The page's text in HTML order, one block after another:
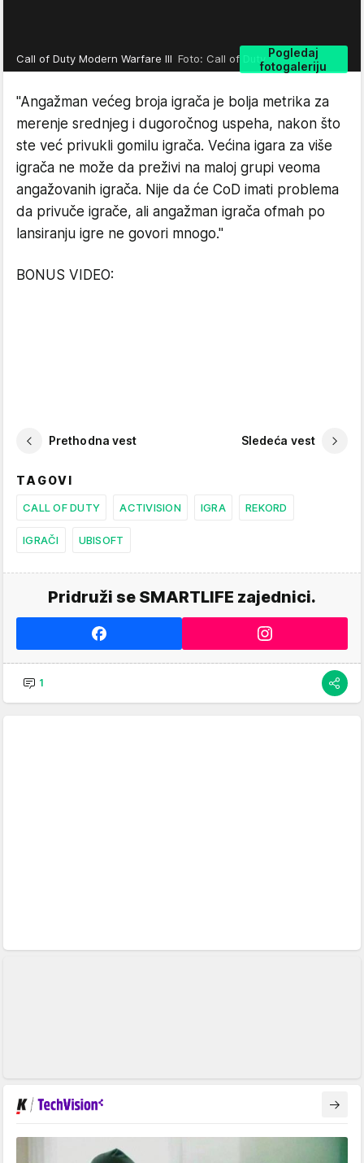
Pogledaj
fotogaleriju
Call of Duty Modern Warfare III Foto: Call of Duty
"Angažman većeg broja igrača je bolja metrika za
merenje srednjeg i dugoročnog uspeha, nakon što
ste već privukli gomilu igrača. Većina igara za više
igrača ne može da preživi na maloj grupi veoma
angažovanih igrača. Nije da će CoD imati problema
da privuče igrače, ali angažman igrača ofmah po
lansiranju igre ne govori mnogo."
BONUS VIDEO:
Prethodna vest Sledeća vest
TAGOVI
CALL OF DUTY ACTIVISION IGRA REKORD
IGRAČI UBISOFT
Pridruži se SMARTLIFE zajednici.
1